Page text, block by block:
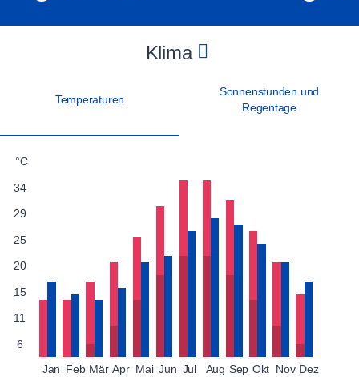
Klima
Temperaturen
Sonnenstunden und
Regentage
°C
34
29
25
20
15
11
6
Jan Feb Mär Apr Mai Jun Jul Aug Sep Okt Nov Dez